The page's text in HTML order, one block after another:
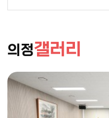
의정갤러리